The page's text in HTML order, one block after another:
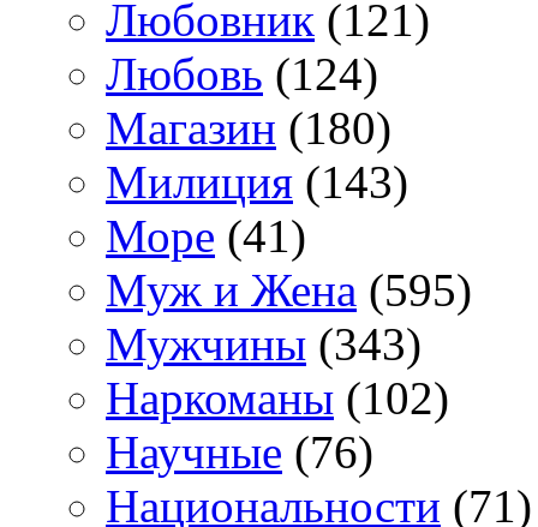
Любовник (121)
Любовь (124)
Магазин (180)
Милиция (143)
Море (41)
Муж и Жена (595)
Мужчины (343)
Наркоманы (102)
Научные (76)
Национальности (71)